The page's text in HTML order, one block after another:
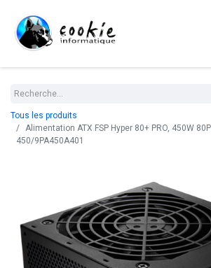
Tous les produits
Alimentation ATX FSP Hyper 80+ PRO, 450W
450/9PA450A401